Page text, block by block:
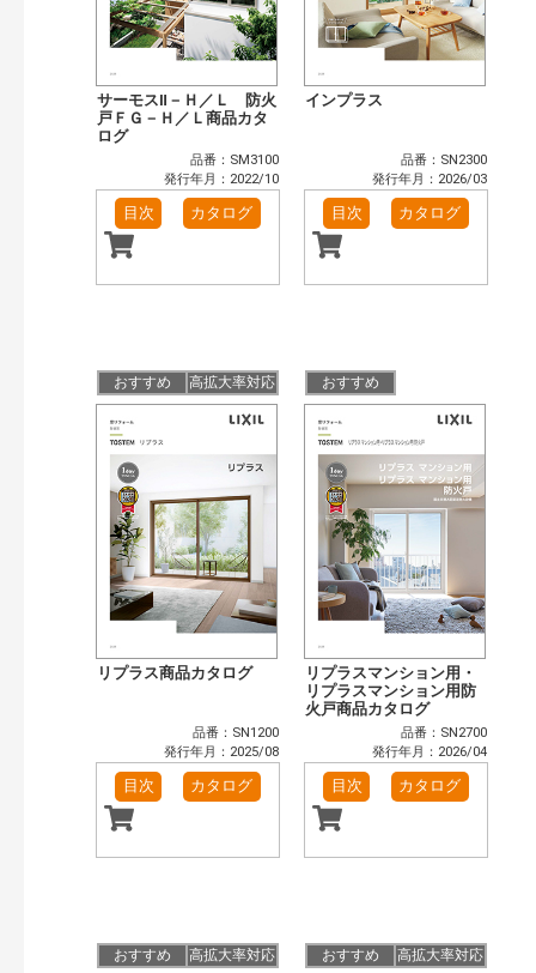
サーモスⅡ－Ｈ／Ｌ 防火
戸ＦＧ－Ｈ／Ｌ商品カタ
ログ
品番：SM3100
発行年月：2022/10
目次 カタログ
インプラス
品番：SN2300
発行年月：2026/03
目次 カタログ
おすすめ 高拡大率対応
リプラス商品カタログ
品番：SN1200
発行年月：2025/08
目次 カタログ
おすすめ
リプラスマンション用・
リプラスマンション用防
火戸商品カタログ
品番：SN2700
発行年月：2026/04
目次 カタログ
おすすめ 高拡大率対応 おすすめ 高拡大率対応